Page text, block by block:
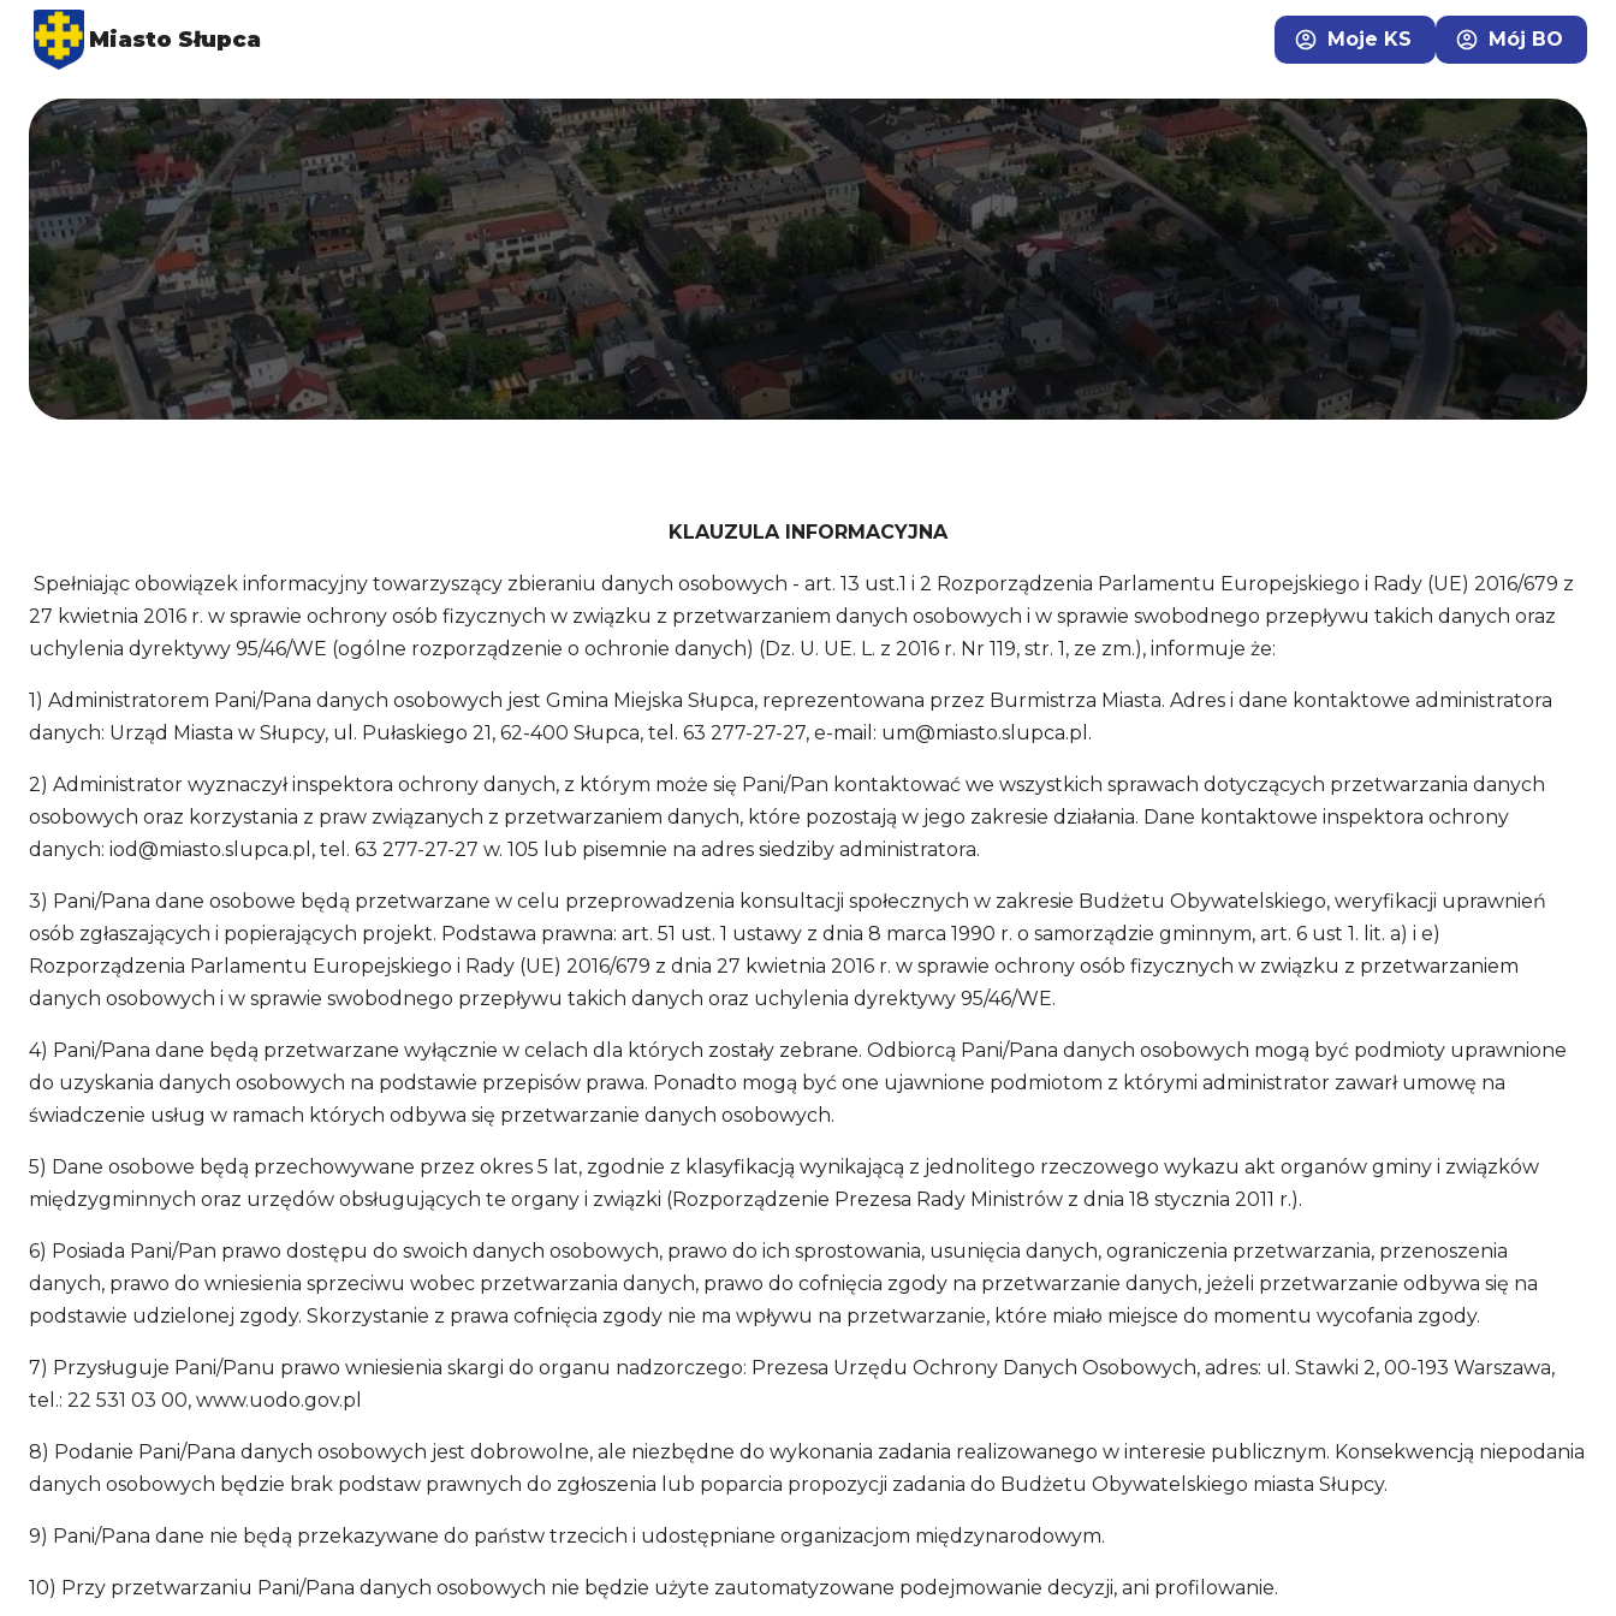
Miasto Słupca Moje KS Mój BO
KLAUZULA INFORMACYJNA
Spełniając obowiązek informacyjny towarzyszący zbieraniu danych osobowych - art. 13 ust.1 i 2 Rozporządzenia Parlamentu Europejskiego i Rady (UE) 2016/679 z
27 kwietnia 2016 r. w sprawie ochrony osób fizycznych w związku z przetwarzaniem danych osobowych i w sprawie swobodnego przepływu takich danych oraz
uchylenia dyrektywy 95/46/WE (ogólne rozporządzenie o ochronie danych) (Dz. U. UE. L. z 2016 r. Nr 119, str. 1, ze zm.), informuje że:
1) Administratorem Pani/Pana danych osobowych jest Gmina Miejska Słupca, reprezentowana przez Burmistrza Miasta. Adres i dane kontaktowe administratora
danych: Urząd Miasta w Słupcy, ul. Pułaskiego 21, 62-400 Słupca, tel. 63 277-27-27, e-mail: um@miasto.slupca.pl .
2) Administrator wyznaczył inspektora ochrony danych, z którym może się Pani/Pan kontaktować we wszystkich sprawach dotyczących przetwarzania danych
osobowych oraz korzystania z praw związanych z przetwarzaniem danych, które pozostają w jego zakresie działania. Dane kontaktowe inspektora ochrony
danych: iod@miasto.slupca.pl , tel. 63 277-27-27 w. 105 lub pisemnie na adres siedziby administratora.
3) Pani/Pana dane osobowe będą przetwarzane w celu przeprowadzenia konsultacji społecznych w zakresie Budżetu Obywatelskiego, weryfikacji uprawnień
osób zgłaszających i popierających projekt. Podstawa prawna: art. 51 ust. 1 ustawy z dnia 8 marca 1990 r. o samorządzie gminnym, art. 6 ust 1. lit. a) i e)
Rozporządzenia Parlamentu Europejskiego i Rady (UE) 2016/679 z dnia 27 kwietnia 2016 r. w sprawie ochrony osób fizycznych w związku z przetwarzaniem
danych osobowych i w sprawie swobodnego przepływu takich danych oraz uchylenia dyrektywy 95/46/WE.
4) Pani/Pana dane będą przetwarzane wyłącznie w celach dla których zostały zebrane. Odbiorcą Pani/Pana danych osobowych mogą być podmioty uprawnione
do uzyskania danych osobowych na podstawie przepisów prawa. Ponadto mogą być one ujawnione podmiotom z którymi administrator zawarł umowę na
świadczenie usług w ramach których odbywa się przetwarzanie danych osobowych.
5) Dane osobowe będą przechowywane przez okres 5 lat, zgodnie z klasyfikacją wynikającą z jednolitego rzeczowego wykazu akt organów gminy i związków
międzygminnych oraz urzędów obsługujących te organy i związki (Rozporządzenie Prezesa Rady Ministrów z dnia 18 stycznia 2011 r.).
6) Posiada Pani/Pan prawo dostępu do swoich danych osobowych, prawo do ich sprostowania, usunięcia danych, ograniczenia przetwarzania, przenoszenia
danych, prawo do wniesienia sprzeciwu wobec przetwarzania danych, prawo do cofnięcia zgody na przetwarzanie danych, jeżeli przetwarzanie odbywa się na
podstawie udzielonej zgody. Skorzystanie z prawa cofnięcia zgody nie ma wpływu na przetwarzanie, które miało miejsce do momentu wycofania zgody.
7) Przysługuje Pani/Panu prawo wniesienia skargi do organu nadzorczego: Prezesa Urzędu Ochrony Danych Osobowych, adres: ul. Stawki 2, 00-193 Warszawa,
tel.: 22 531 03 00, www.uodo.gov.pl
8) Podanie Pani/Pana danych osobowych jest dobrowolne, ale niezbędne do wykonania zadania realizowanego w interesie publicznym. Konsekwencją niepodania
danych osobowych będzie brak podstaw prawnych do zgłoszenia lub poparcia propozycji zadania do Budżetu Obywatelskiego miasta Słupcy.
9) Pani/Pana dane nie będą przekazywane do państw trzecich i udostępniane organizacjom międzynarodowym.
10) Przy przetwarzaniu Pani/Pana danych osobowych nie będzie użyte zautomatyzowane podejmowanie decyzji, ani profilowanie.